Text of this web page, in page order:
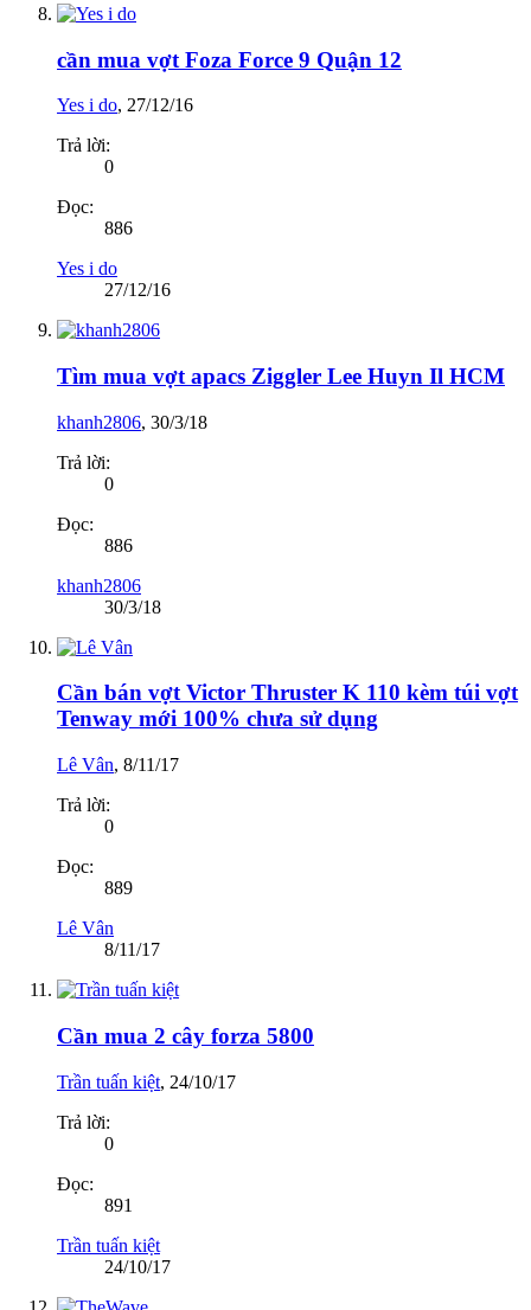
cần mua vợt Foza Force 9 Quận 12
Yes i do, 27/12/16
Trả lời:
0
Đọc:
886
Yes i do
27/12/16
Tìm mua vợt apacs Ziggler Lee Huyn Il HCM
khanh2806, 30/3/18
Trả lời:
0
Đọc:
886
khanh2806
30/3/18
Cần bán vợt Victor Thruster K 110 kèm túi vợt
Tenway mới 100% chưa sử dụng
Lê Vân, 8/11/17
Trả lời:
0
Đọc:
889
Lê Vân
8/11/17
Cần mua 2 cây forza 5800
Trần tuấn kiệt, 24/10/17
Trả lời:
0
Đọc:
891
Trần tuấn kiệt
24/10/17